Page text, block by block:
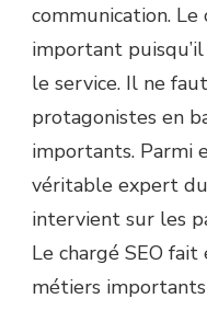
communication.
important
le service. Il ne
protagonistes en
importants. Parmi
véritable expert
intervient sur les
Le chargé SEO
métiers